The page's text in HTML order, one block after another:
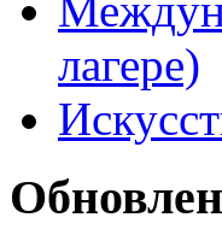
лагере)